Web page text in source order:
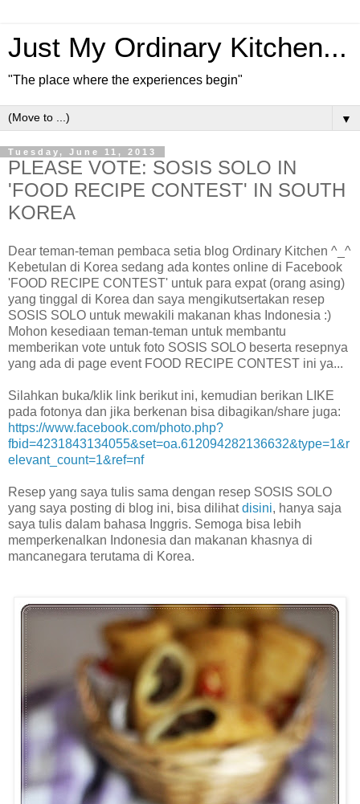
Just My Ordinary Kitchen...
"The place where the experiences begin"
▼
Tuesday, June 11, 2013
PLEASE VOTE: SOSIS SOLO IN
'FOOD RECIPE CONTEST' IN SOUTH
KOREA
Dear teman-teman pembaca setia blog Ordinary Kitchen ^_^
Kebetulan di Korea sedang ada kontes online di Facebook
'FOOD RECIPE CONTEST' untuk para expat (orang asing)
yang tinggal di Korea dan saya mengikutsertakan resep
SOSIS SOLO untuk mewakili makanan khas Indonesia :)
Mohon kesediaan teman-teman untuk membantu
memberikan vote untuk foto SOSIS SOLO beserta resepnya
yang ada di page event FOOD RECIPE CONTEST ini ya...
Silahkan buka/klik link berikut ini, kemudian berikan LIKE
pada fotonya dan jika berkenan bisa dibagikan/share juga:
https://www.facebook.com/photo.php?
fbid=4231843134055&set=oa.612094282136632&type=1&r
elevant_count=1&ref=nf
Resep yang saya tulis sama dengan resep SOSIS SOLO
yang saya posting di blog ini, bisa dilihatdisini, hanya saja
saya tulis dalam bahasa Inggris. Semoga bisa lebih
memperkenalkan Indonesia dan makanan khasnya di
mancanegara terutama di Korea.